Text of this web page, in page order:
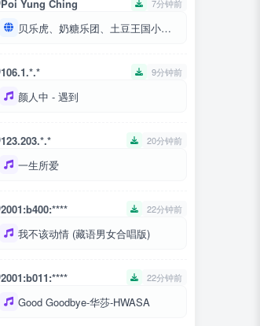
Poi Yung Ching 7分钟前
贝乐虎、奶糖乐团、土豆王国小乐队 - 勇气大爆发
106.1.*.* 9分钟前
颜人中 - 遇到
123.203.*.* 20分钟前
一生所爱
2001:b400:**** 22分钟前
我不该动情 (藏语男女合唱版)
2001:b011:**** 22分钟前
Good Goodbye-华莎-HWASA